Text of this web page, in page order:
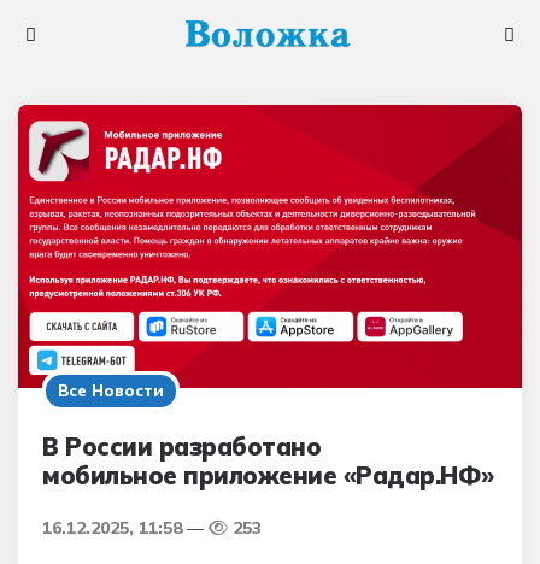
Все Новости
В России разработано
мобильное приложение «Радар.НФ»
16.12.2025, 11:58 253